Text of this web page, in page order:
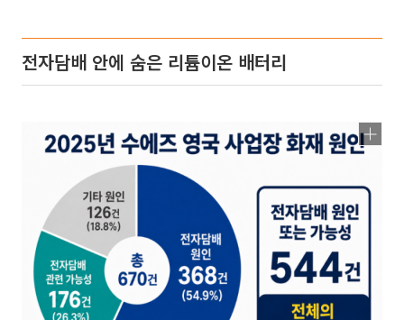
전자담배 안에 숨은 리튬이온 배터리